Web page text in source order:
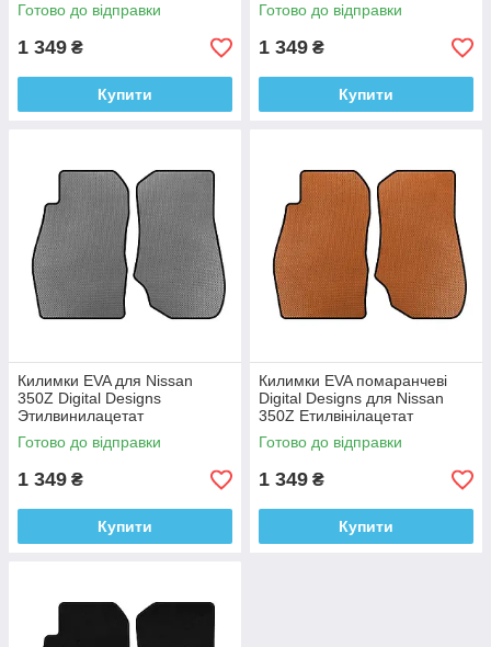
Готово до відправки
1 349 ₴
Купити
Готово до відправки
1 349 ₴
Купити
Килимки EVA для Nissan
350Z Digital Designs
Этилвинилацетат
Готово до відправки
1 349 ₴
Купити
Килимки EVA помаранчеві
Digital Designs для Nissan
350Z Етилвінілацетат
Готово до відправки
1 349 ₴
Купити